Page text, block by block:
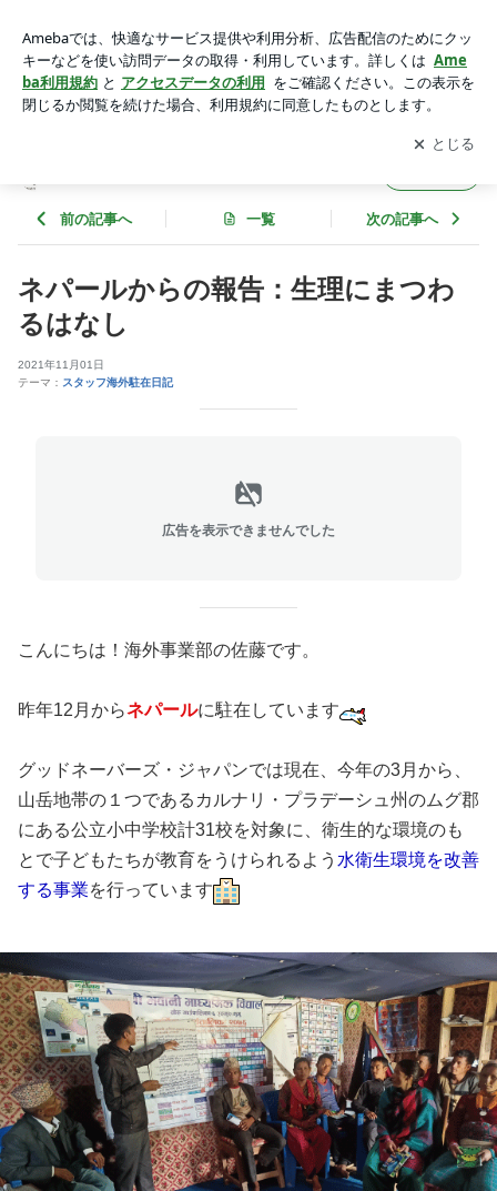
ズ・ジャパンのブログ
アプリをダウンロードして ブログの更新通知
を受け取りまし
ょう。
開く
前の記事へ 一覧 次の記事へ
ネパールからの報告：生理にまつわ
るはなし
2021年11月01日
テーマ： スタッフ海外駐在日記
広告を表示できませんでした
こんにちは！海外事業部の佐藤です。
昨年12月からネパールに駐在しています
グッドネーバーズ・ジャパンでは現在、今年の3月から、
山岳地帯の１つであるカルナリ・プラデーシュ州のムグ郡
にある公立小中学校計31校を対象に、衛生的な環境のも
とで子どもたちが教育をうけられるよう 水衛生環境を改善
する事業を行っています